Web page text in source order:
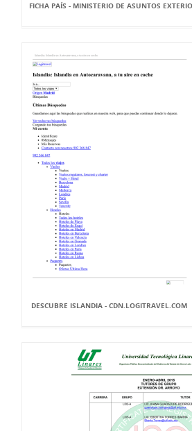
FICHA PAÍS - MINISTERIO DE ASUNTOS
DESCUBRE ISLANDIA - CDN.LOGITRAVEL.COM